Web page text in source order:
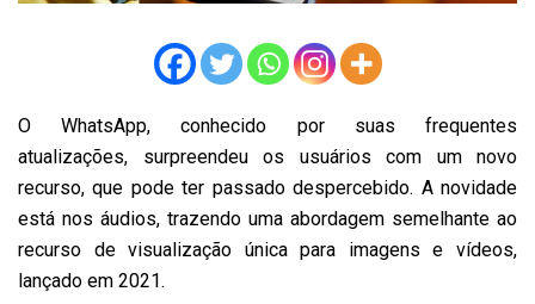
O WhatsApp, conhecido por suas frequentes
atualizações, surpreendeu os usuários com um novo
recurso, que pode ter passado despercebido. A novidade
está nos áudios, trazendo uma abordagem semelhante ao
recurso de visualização única para imagens e vídeos,
lançado em 2021.